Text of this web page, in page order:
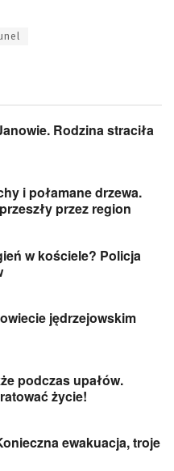
Rodzina straciła
i połamane drzewa.
przez region
w kościele? Policja
jędrzejowskim
podczas upałów.
życie!
ewakuacja, troje